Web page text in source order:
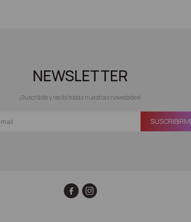
NEWSLETTER
¡Suscribite y recibí todas nuestras novedades!
 